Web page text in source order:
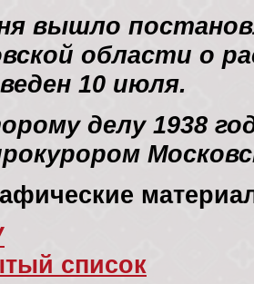
вышло
области о
10 июля.
делу 1938
список